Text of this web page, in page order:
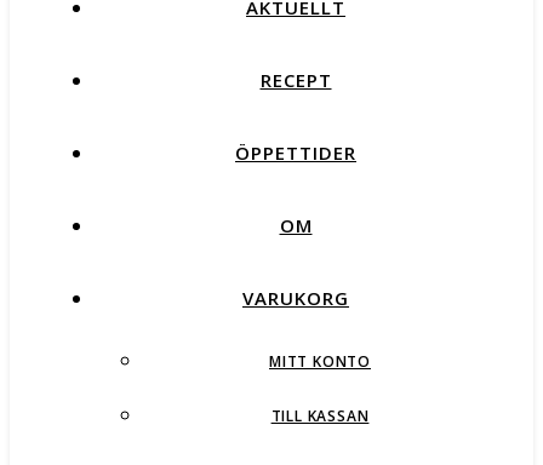
AKTUELLT
RECEPT
ÖPPETTIDER
OM
VARUKORG
MITT KONTO
TILL KASSAN